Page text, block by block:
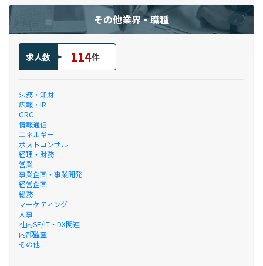
その他業界・職種
求人数 114件
法務・知財
広報・IR
GRC
情報通信
エネルギー
ポストコンサル
経理・財務
営業
事業企画・事業開発
経営企画
総務
マーケティング
人事
社内SE/IT・DX関連
内部監査
その他